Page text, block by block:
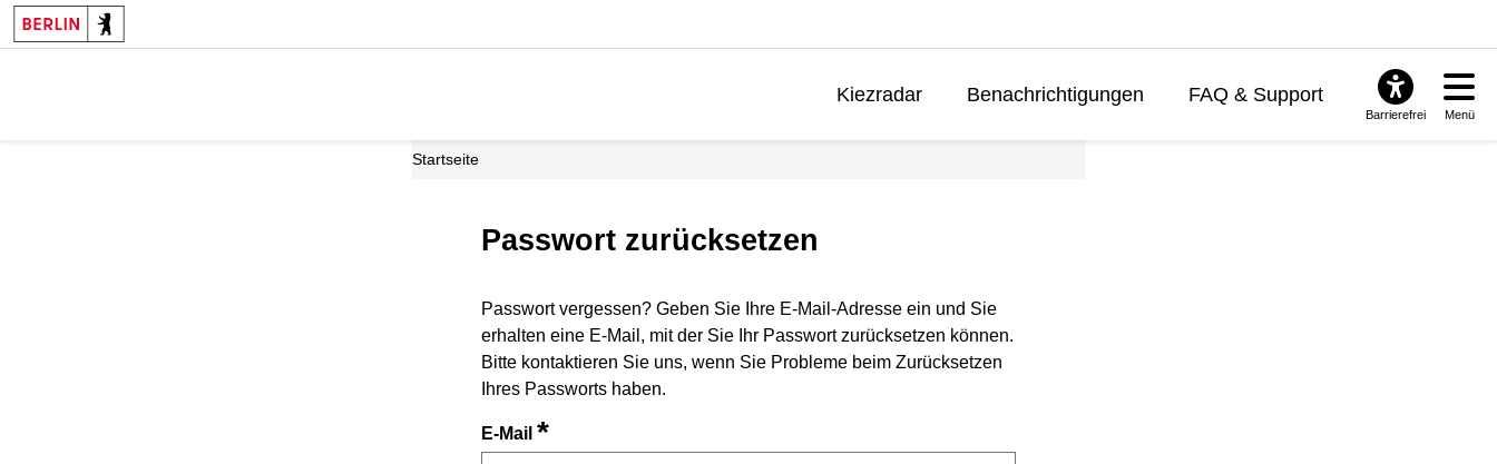
Kiezradar Benachrichtigungen FAQ & Support
Barrierefrei Menü
Startseite
Passwort zurücksetzen
Passwort vergessen? Geben Sie Ihre E-Mail-Adresse ein und Sie
erhalten eine E-Mail, mit der Sie Ihr Passwort zurücksetzen können.
Bitte kontaktieren Sie uns, wenn Sie Probleme beim Zurücksetzen
Ihres Passworts haben.
E-Mail *